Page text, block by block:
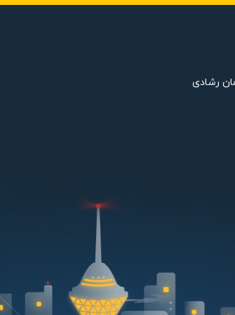
محسوب می شود و این میزان صدا با کم یا زیاد
دمنده مرغوبیت و کاربردی بودن این فن ها را
دمنده بتوانند در فضاهایی که با کمبود جا
رشادی